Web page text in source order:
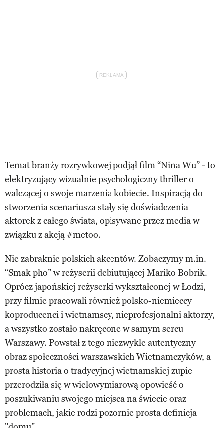
Temat branży rozrywkowej podjął film “Nina Wu” - to
elektryzujący wizualnie psychologiczny thriller o
walczącej o swoje marzenia kobiecie. Inspiracją do
stworzenia scenariusza stały się doświadczenia
aktorek z całego świata, opisywane przez media w
związku z akcją #metoo.
Nie zabraknie polskich akcentów. Zobaczymy m.in.
“Smak pho” w reżyserii debiutującej Mariko Bobrik.
Oprócz japońskiej reżyserki wykształconej w Łodzi,
przy filmie pracowali również polsko-niemieccy
koproducenci i wietnamscy, nieprofesjonalni aktorzy,
a wszystko zostało nakręcone w samym sercu
Warszawy. Powstał z tego niezwykle autentyczny
obraz społeczności warszawskich Wietnamczyków, a
prosta historia o tradycyjnej wietnamskiej zupie
przerodziła się w wielowymiarową opowieść o
poszukiwaniu swojego miejsca na świecie oraz
problemach, jakie rodzi pozornie prosta definicja